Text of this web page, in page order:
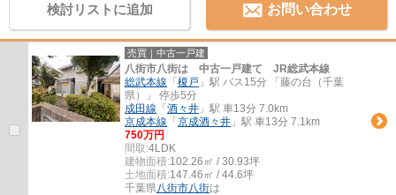
検討リストに追加 お問い合わせ
売買｜中古一戸建
八街市八街は 中古一戸建て JR総武本線
総武本線 「 榎戸 」駅 バス15分 「藤の台（千葉
県）」 停歩5分
成田線 「 酒々井 」駅 車13分 7.0km
京成本線 「 京成酒々井 」駅 車13分 7.1km
750万円
間取:4LDK
建物面積:102.26㎡ / 30.93坪
土地面積:147.46㎡ / 44.6坪
千葉県八街市八街は